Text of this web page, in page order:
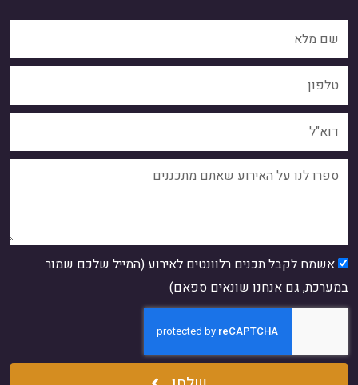
אשמח לקבל תכנים רלוונטים לאירוע (המייל שלכם שמור
במערכת, גם אנחנו שונאים ספאם)